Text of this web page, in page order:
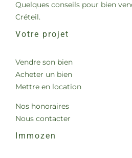
Quelques conseils pour bien
Créteil.
Votre projet
Vendre son bien
Acheter un bien
Mettre en location
Nos honoraires
Nous contacter
Immozen